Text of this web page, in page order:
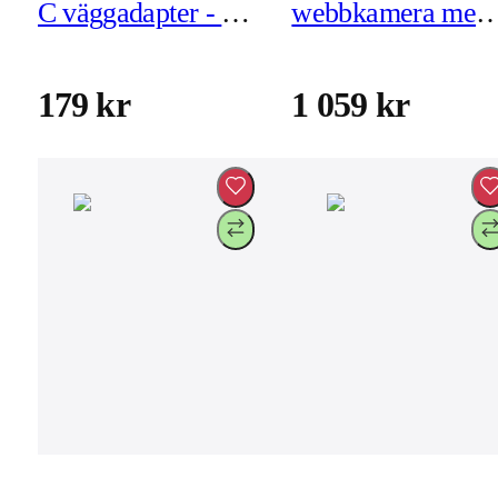
C väggadapter - EU
179 kr
webbkamera med
(JVU302)
1 059 kr